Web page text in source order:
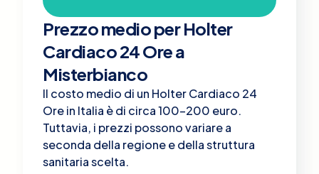
Prezzo medio per Holter
Cardiaco 24 Ore a
Misterbianco
Il costo medio di un Holter Cardiaco 24
Ore in Italia è di circa 100-200 euro.
Tuttavia, i prezzi possono variare a
seconda della regione e della struttura
sanitaria scelta.